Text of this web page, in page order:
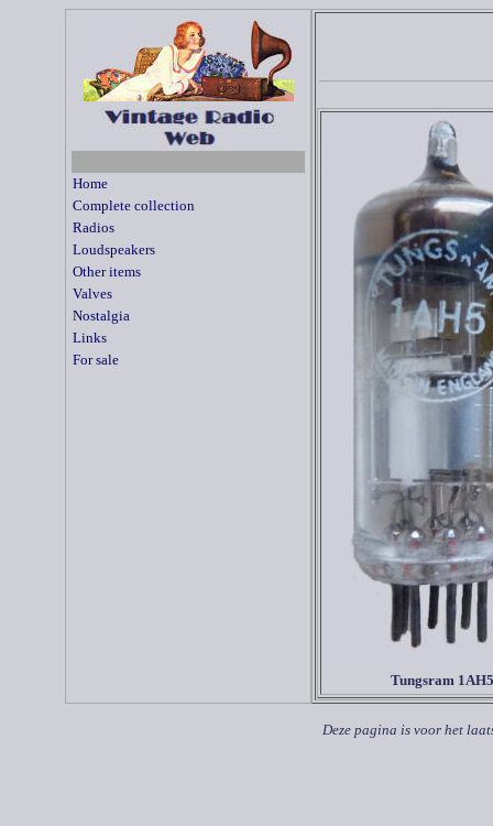
Home
Complete collection
Radios
Loudspeakers
Other items
Valves
Nostalgia
Links
For sale
Tungsram 1AH5
Deze pagina is voor het